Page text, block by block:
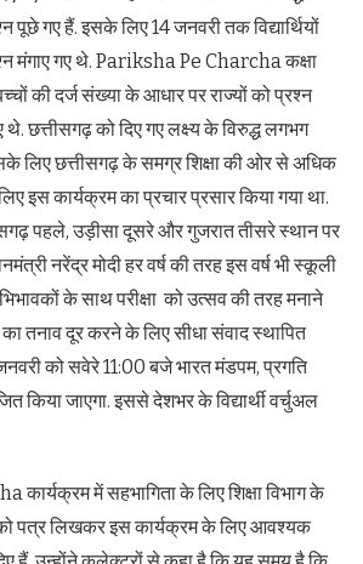
गए हैं. इसके लिए 14 जनवरी तक विद्यार्थियों
मंगाए गए थे. Pariksha Pe Charcha कक्षा
की दर्ज संख्या के आधार पर राज्यों को प्रश्न
थे. छत्तीसगढ़ को दिए गए लक्ष्य के विरुद्ध लगभग
लिए छत्तीसगढ़ के समग्र शिक्षा की ओर से अधिक
इस कार्यक्रम का प्रचार प्रसार किया गया था.
पहले, उड़ीसा दूसरे और गुजरात तीसरे स्थान पर
नरेंद्र मोदी हर वर्ष की तरह इस वर्ष भी स्कूली
के साथ परीक्षा को उत्सव की तरह मनाने
का तनाव दूर करने के लिए सीधा संवाद स्थापित
को सवेरे 11:00 बजे भारत मंडपम, प्रगति
किया जाएगा. इससे देशभर के विद्यार्थी वर्चुअल
में सहभागिता के लिए शिक्षा विभाग के
पत्र लिखकर इस कार्यक्रम के लिए आवश्यक